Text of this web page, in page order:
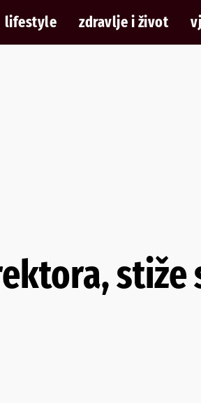
lifestyle zdravlje i život
stiže